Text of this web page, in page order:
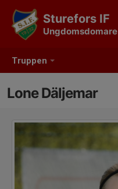
Truppen
Sturefors IF
Ungdomsdomare
Lone Däljemar